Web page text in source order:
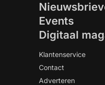
Events
Digitaal
Klantenservice
Contact
Adverteren